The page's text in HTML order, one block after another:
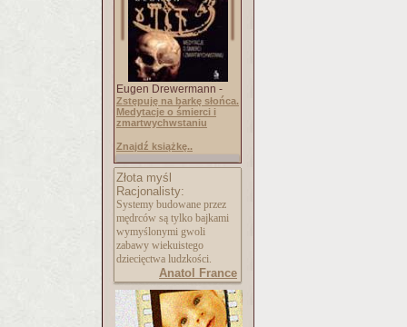
Eugen Drewermann -
Zstępuję na barkę słońca.
Medytacje o śmierci i
zmartwychwstaniu
Znajdź książkę..
Złota myśl
Racjonalisty:
Systemy budowane przez
mędrców są tylko bajkami
wymyślonymi gwoli
zabawy wiekuistego
dziecięctwa ludzkości.
Anatol France